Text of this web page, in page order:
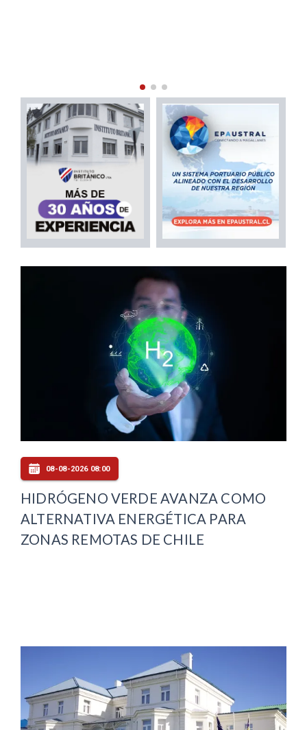
08-08-2026 08:00
HIDRÓGENO VERDE AVANZA COMO
ALTERNATIVA ENERGÉTICA PARA
ZONAS REMOTAS DE CHILE